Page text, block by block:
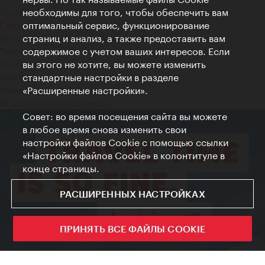
Контакт
Credits
Положение о конфиденциальности
Terms of Use
Доступность
Контакты для прессы
Настройки файлов Cookie
необходимы для того, чтобы обеспечить вам
оптимальный сервис, функционирование
страниц и анализ, а также предоставить вам
содержимое с учетом ваших интересов. Если
вы этого не хотите, вы можете изменить
стандартные настройки в разделе
«Расширенные настройки».
Совет: во время посещения сайта вы можете
в любое время снова изменить свои
настройки файлов Cookie с помощью ссылки
«Настройки файлов Cookie» в колонтитуле в
конце страницы.
РАСШИРЕННЫХ НАСТРОЙКАХ
ПРИНЯТЬ ВСЕ ФАЙЛЫ COOKIE